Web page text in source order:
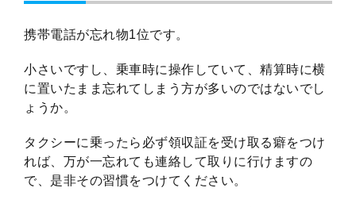
携帯電話が忘れ物1位です。
小さいですし、乗車時に操作していて、精算時に横
に置いたまま忘れてしまう方が多いのではないでし
ょうか。
タクシーに乗ったら必ず領収証を受け取る癖をつけ
れば、万が一忘れても連絡して取りに行けますの
で、是非その習慣をつけてください。